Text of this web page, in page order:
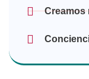
Creamos